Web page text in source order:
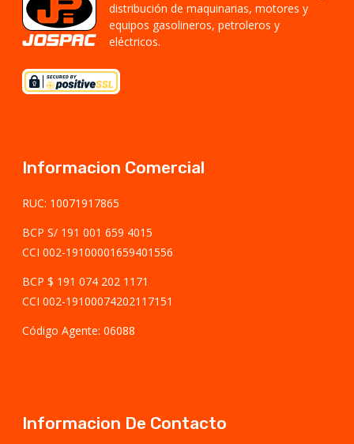
distribución de maquinarias, motores y
equipos gasolineros, petroleros y
eléctricos.
Informacion Comercial
RUC: 10071917865
BCP S/ 191 001 659 4015
CCI 002-19100001659401556
BCP $ 191 074 202 1171
CCI 002-19100074202117151
Código Agente: 06088
Informacion De Contacto